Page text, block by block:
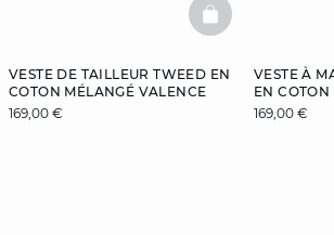
VESTE DE TAILLEUR TWEED EN
COTON MÉLANGÉ VALENCE
169,00 €
BASKETFULL
VESTE À
EN
169,00 €